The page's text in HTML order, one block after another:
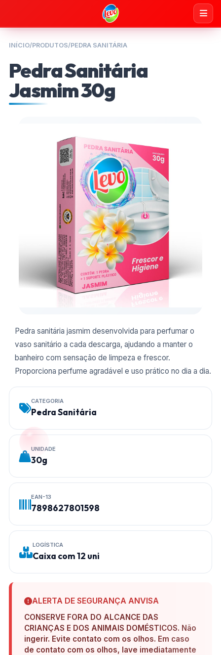
INÍCIO/PRODUTOS/PEDRA SANITÁRIA
Pedra Sanitária
Jasmim 30g
Pedra sanitária jasmim desenvolvida para perfumar o
vaso sanitário a cada descarga, ajudando a manter o
banheiro com sensação de limpeza e frescor.
Proporciona perfume agradável e uso prático no dia a dia.
CATEGORIA
Pedra Sanitária
UNIDADE
30g
EAN-13
7898627801598
LOGÍSTICA
Caixa com 12 uni
ALERTA DE SEGURANÇA ANVISA
CONSERVE FORA DO ALCANCE DAS
CRIANÇAS E DOS ANIMAIS DOMÉSTICOS. Não
ingerir. Evite contato com os olhos. Em caso
de contato com os olhos, lave imediatamente